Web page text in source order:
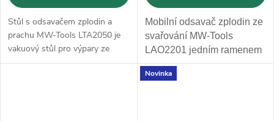
Stůl s odsavačem zplodin a
prachu MW-Tools LTA2050 je
vakuový stůl pro výpary ze
svařování a brusný prachse 3-
Mobilní odsavač zplodin ze
svařování MW-Tools
LAO2201 jedním ramenem
o délce 3ma průtokem
2000m3/h
Novinka